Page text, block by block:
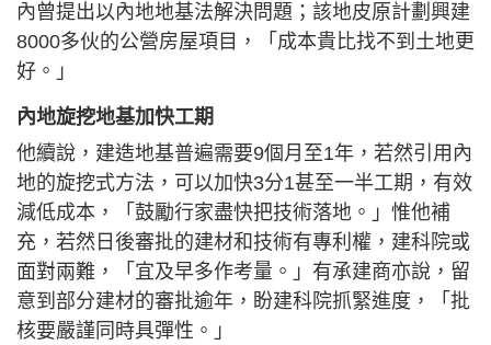
內曾提出以內地地基法解決問題；該地皮原計劃興建
8000多伙的公營房屋項目，「成本貴比找不到土地更
好。」
內地旋挖地基加快工期
他續說，建造地基普遍需要9個月至1年，若然引用內
地的旋挖式方法，可以加快3分1甚至一半工期，有效
減低成本，「鼓勵行家盡快把技術落地。」惟他補
充，若然日後審批的建材和技術有專利權，建科院或
面對兩難，「宜及早多作考量。」有承建商亦說，留
意到部分建材的審批逾年，盼建科院抓緊進度，「批
核要嚴謹同時具彈性。」